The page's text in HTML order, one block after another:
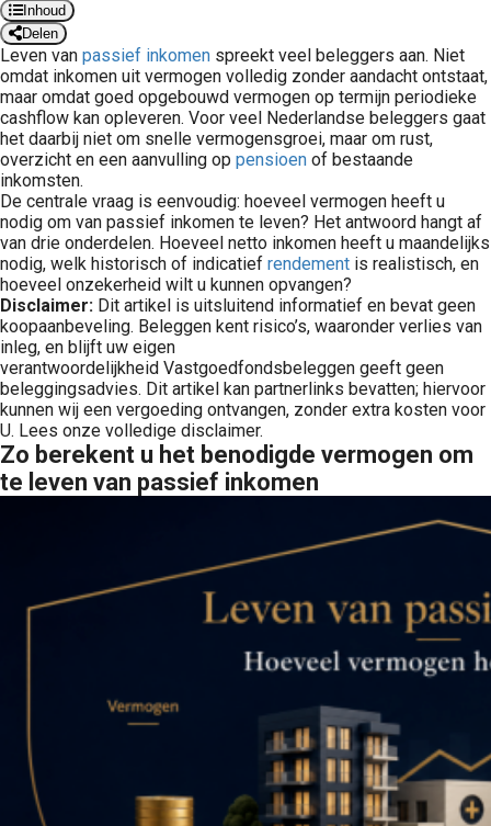
Inhoud
Delen
Leven van passief inkomen spreekt veel beleggers aan. Niet
omdat inkomen uit vermogen volledig zonder aandacht ontstaat,
maar omdat goed opgebouwd vermogen op termijn periodieke
cashflow kan opleveren. Voor veel Nederlandse beleggers gaat
het daarbij niet om snelle vermogensgroei, maar om rust,
overzicht en een aanvulling op pensioen of bestaande
inkomsten.
De centrale vraag is eenvoudig: hoeveel vermogen heeft u
nodig om van passief inkomen te leven? Het antwoord hangt af
van drie onderdelen. Hoeveel netto inkomen heeft u maandelijks
nodig, welk historisch of indicatief rendement is realistisch, en
hoeveel onzekerheid wilt u kunnen opvangen?
Disclaimer: Dit artikel is uitsluitend informatief en bevat geen
koopaanbeveling. Beleggen kent risico’s, waaronder verlies van
inleg, en blijft uw eigen
verantwoordelijkheid Vastgoedfondsbeleggen geeft geen
beleggingsadvies. Dit artikel kan partnerlinks bevatten; hiervoor
kunnen wij een vergoeding ontvangen, zonder extra kosten voor
U. Lees onze volledige disclaimer.
Zo berekent u het benodigde vermogen om
te leven van passief inkomen